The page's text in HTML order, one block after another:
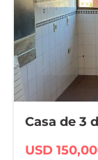
Casa de 3
USD